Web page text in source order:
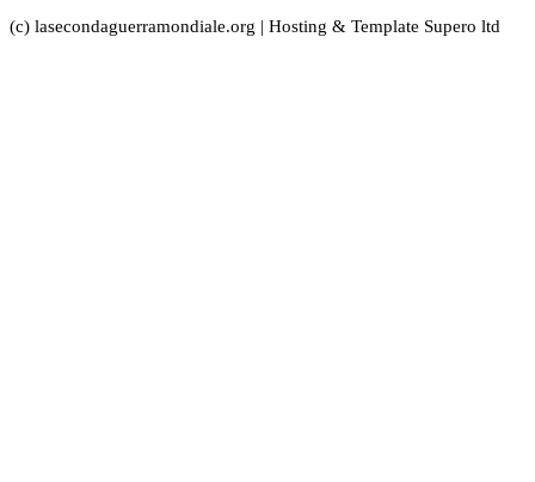
(c) lasecondaguerramondiale.org | Hosting & Template Supero ltd